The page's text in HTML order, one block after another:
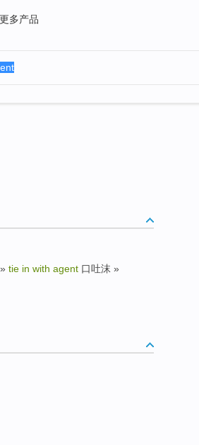
更多产品
» tie in with agent 口吐沫 »